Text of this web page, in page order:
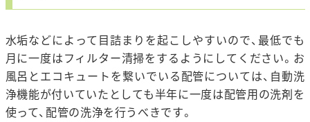
水垢などによって目詰まりを起こしやすいので、最低でも
月に一度はフィルター清掃をするようにしてください。お
風呂とエコキュートを繋いでいる配管については、自動洗
浄機能が付いていたとしても半年に一度は配管用の洗剤を
使って、配管の洗浄を行うべきです。